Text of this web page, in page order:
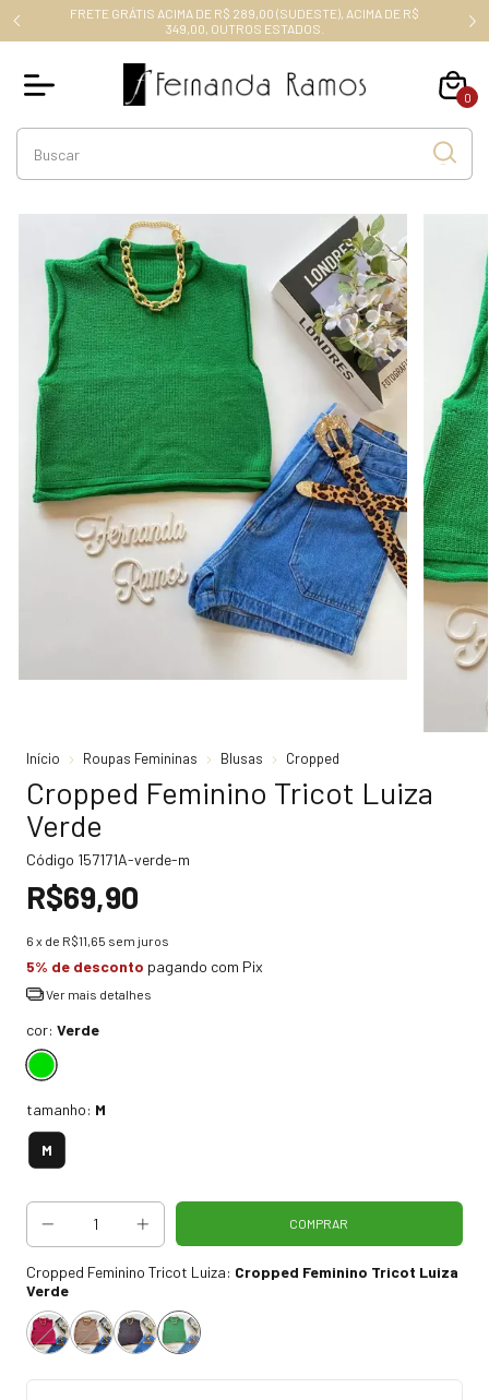
FRETE GRÁTIS ACIMA DE R$ 289,00 (SUDESTE), ACIMA DE R$
349,00, OUTROS ESTADOS.
0
Início Roupas Femininas Blusas Cropped
Cropped Feminino Tricot Luiza
Verde
Código 157171A-verde-m
R$69,90
6 x de R$11,65 sem juros
5% de desconto pagando com Pix
Ver mais detalhes
cor: Verde
tamanho: M
M
Cropped Feminino Tricot Luiza: Cropped Feminino Tricot Luiza
Verde